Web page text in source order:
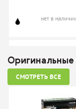
нет в
Фотобарабан
СМОТРЕТЬ ВСЕ